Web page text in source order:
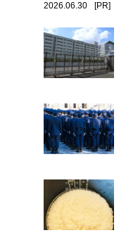
2026.06.30 [PR]